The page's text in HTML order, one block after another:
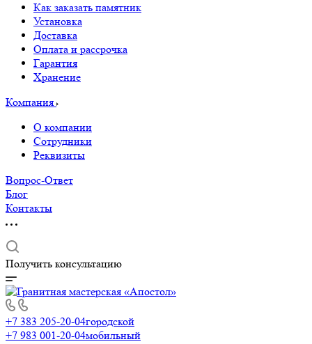
Как заказать памятник
Установка
Доставка
Оплата и рассрочка
Гарантия
Хранение
Компания
О компании
Сотрудники
Реквизиты
Вопрос-Ответ
Блог
Контакты
Получить консультацию
+7 383 205-20-04городской
+7 983 001-20-04мобильный